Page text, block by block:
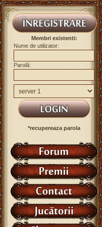
Membri existenti:
Nume de utilizator:
Parolă:
*recupereaza parola